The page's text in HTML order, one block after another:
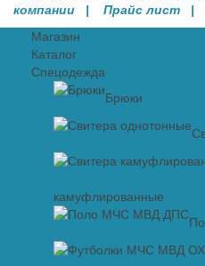
компании | Прайс лист
Магазин
Каталог
Спецодежда
Брюки
камуфлированные